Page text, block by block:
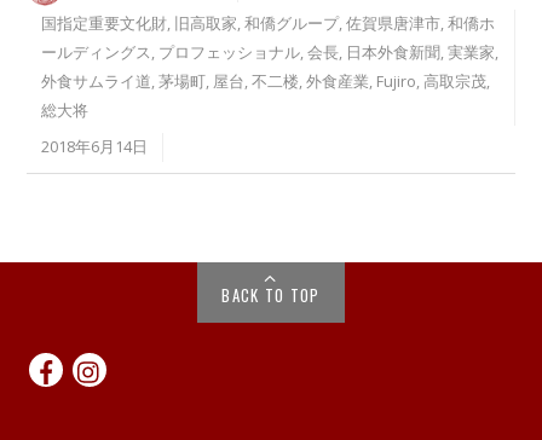
国指定重要文化財, 旧高取家,和僑グループ,佐賀県唐津市,和僑ホ
ールディングス, プロフェッショナル,会長, 日本外食新聞,実業家,
外食サムライ道,茅場町, 屋台,不二楼,外食産業, Fujiro,高取宗茂,
総大将
2018年6月14日
BACK TO TOP